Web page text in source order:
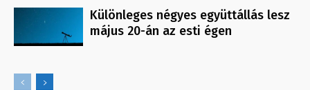
Különleges négyes együttállás lesz
május 20-án az esti égen